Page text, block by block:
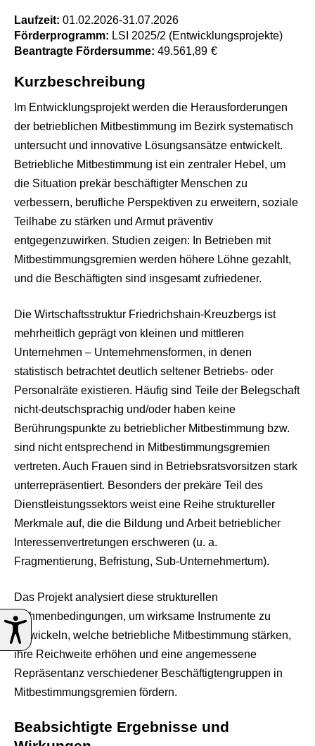
Laufzeit: 01.02.2026-31.07.2026
Förderprogramm: LSI 2025/2 (Entwicklungsprojekte)
Beantragte Fördersumme: 49.561,89 €
Kurzbeschreibung
Im Entwicklungsprojekt werden die Herausforderungen
der betrieblichen Mitbestimmung im Bezirk systematisch
untersucht und innovative Lösungsansätze entwickelt.
Betriebliche Mitbestimmung ist ein zentraler Hebel, um
die Situation prekär beschäftigter Menschen zu
verbessern, berufliche Perspektiven zu erweitern, soziale
Teilhabe zu stärken und Armut präventiv
entgegenzuwirken. Studien zeigen: In Betrieben mit
Mitbestimmungsgremien werden höhere Löhne gezahlt,
und die Beschäftigten sind insgesamt zufriedener.
Die Wirtschaftsstruktur Friedrichshain‑Kreuzbergs ist
mehrheitlich geprägt von kleinen und mittleren
Unternehmen – Unternehmensformen, in denen
statistisch betrachtet deutlich seltener Betriebs- oder
Personalräte existieren. Häufig sind Teile der Belegschaft
nicht-deutschsprachig und/oder haben keine
Berührungspunkte zu betrieblicher Mitbestimmung bzw.
sind nicht entsprechend in Mitbestimmungsgremien
vertreten. Auch Frauen sind in Betriebsratsvorsitzen stark
unterrepräsentiert. Besonders der prekäre Teil des
Dienstleistungssektors weist eine Reihe struktureller
Merkmale auf, die die Bildung und Arbeit betrieblicher
Interessenvertretungen erschweren (u. a.
Fragmentierung, Befristung, Sub-Unternehmertum).
Das Projekt analysiert diese strukturellen
Rahmenbedingungen, um wirksame Instrumente zu
entwickeln, welche betriebliche Mitbestimmung stärken,
ihre Reichweite erhöhen und eine angemessene
Repräsentanz verschiedener Beschäftigtengruppen in
Mitbestimmungsgremien fördern.
Beabsichtigte Ergebnisse und